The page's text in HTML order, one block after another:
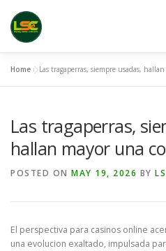
content
ACCEPTED ABSTRACTS
Home »Las tragaperras, siempre usadas,
Las tragaperras,
hallan mayor una
POSTED ON MAY 19, 2026 BY
El perspectiva para casinos online
una evolucion exaltado, impulsada